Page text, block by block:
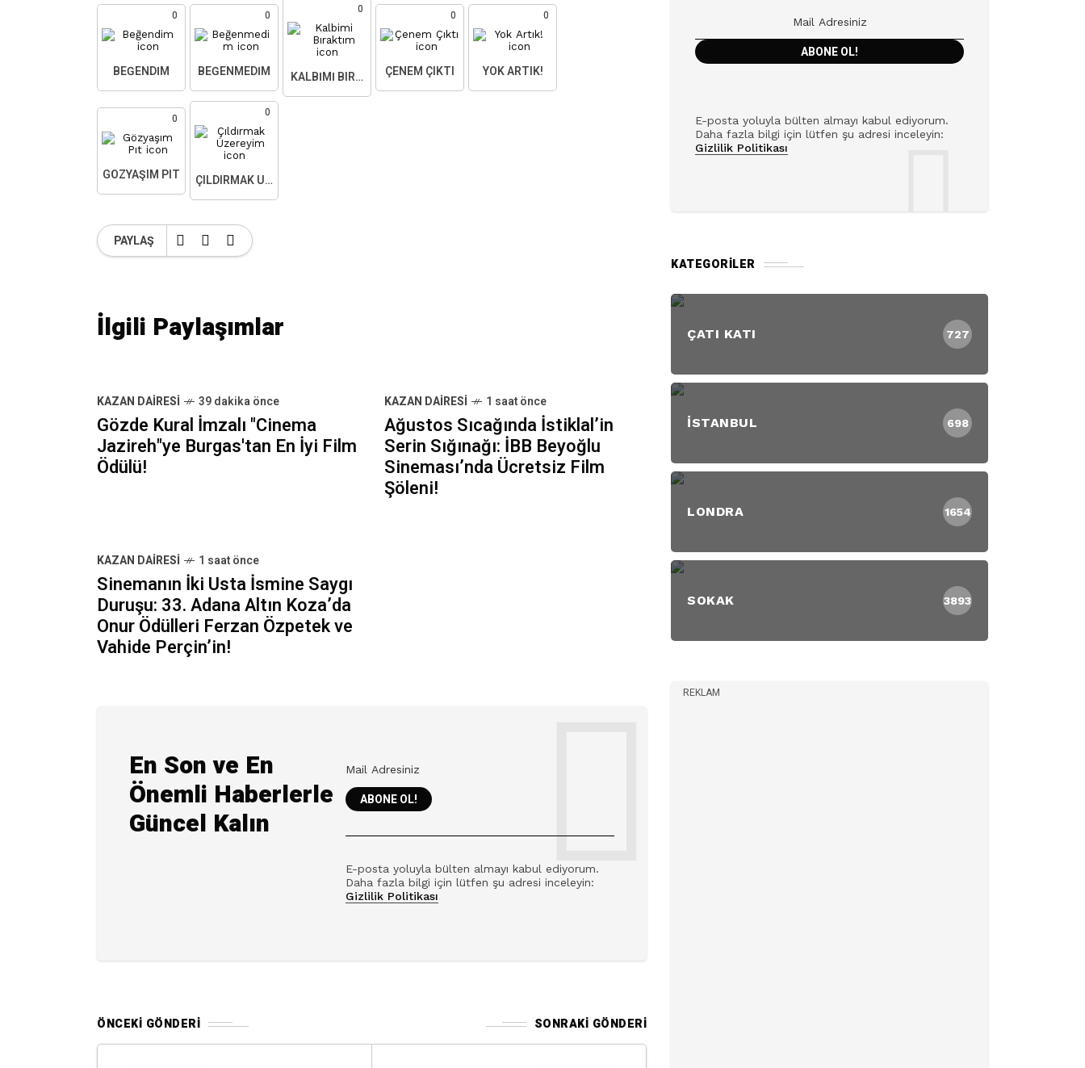
0
BEĞENDIM
0
BEĞENMEDIM
0
KALBIMI BIRAKTIM
0
ÇENEM ÇIKTI
0
YOK ARTIK!
0
GÖZYAŞIM PIT
0
ÇILDIRMAK ÜZEREYIM
PAYLAŞ
İlgili Paylaşımlar
KAZAN DAIRESI 39 dakika önce
Gözde Kural İmzalı "Cinema
Jazireh"ye Burgas'tan En İyi Film
Ödülü!
KAZAN DAIRESI 1 saat önce
Ağustos Sıcağında İstiklal’in
Serin Sığınağı: İBB Beyoğlu
Sineması’nda Ücretsiz Film
Şöleni!
KAZAN DAIRESI 1 saat önce
Sinemanın İki Usta İsmine Saygı
Duruşu: 33. Adana Altın Koza’da
Onur Ödülleri Ferzan Özpetek ve
Vahide Perçin’in!
En Son ve En
Önemli Haberlerle
Güncel Kalın
E-posta yoluyla bülten almayı kabul ediyorum.
Daha fazla bilgi için lütfen şu adresi inceleyin:
Gizlilik Politikası
ÖNCEKI GÖNDERI SONRAKI GÖNDERI
E-posta yoluyla bülten almayı kabul ediyorum.
Daha fazla bilgi için lütfen şu adresi inceleyin:
Gizlilik Politikası
KATEGORILER
ÇATI KATI 727
İSTANBUL 698
LONDRA 1654
SOKAK 3893
REKLAM